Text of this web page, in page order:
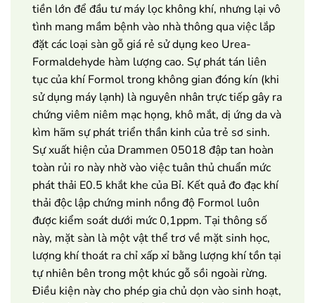
tiền lớn để đầu tư máy lọc không khí, nhưng lại vô
tình mang mầm bệnh vào nhà thông qua việc lắp
đặt các loại sàn gỗ giá rẻ sử dụng keo Urea-
Formaldehyde hàm lượng cao. Sự phát tán liên
tục của khí Formol trong không gian đóng kín (khi
sử dụng máy lạnh) là nguyên nhân trực tiếp gây ra
chứng viêm niêm mạc họng, khô mắt, dị ứng da và
kìm hãm sự phát triển thần kinh của trẻ sơ sinh.
Sự xuất hiện của Drammen 05018 đập tan hoàn
toàn rủi ro này nhờ vào việc tuân thủ chuẩn mức
phát thải E0.5 khắt khe của Bỉ. Kết quả đo đạc khí
thải độc lập chứng minh nồng độ Formol luôn
được kiểm soát dưới mức 0,1ppm. Tại thông số
này, mặt sàn là một vật thể trơ về mặt sinh học,
lượng khí thoát ra chỉ xấp xỉ bằng lượng khí tồn tại
tự nhiên bên trong một khúc gỗ sồi ngoài rừng.
Điều kiện này cho phép gia chủ dọn vào sinh hoạt,